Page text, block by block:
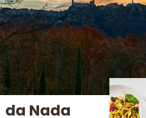
da Nada
Roccatederighi
Le camere
I Piatti